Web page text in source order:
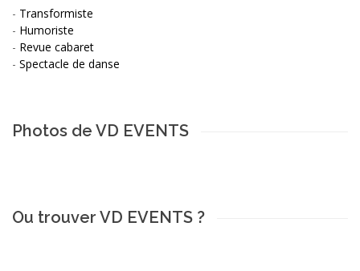
- Transformiste
- Humoriste
- Revue cabaret
- Spectacle de danse
Photos de VD EVENTS
Ou trouver VD EVENTS ?